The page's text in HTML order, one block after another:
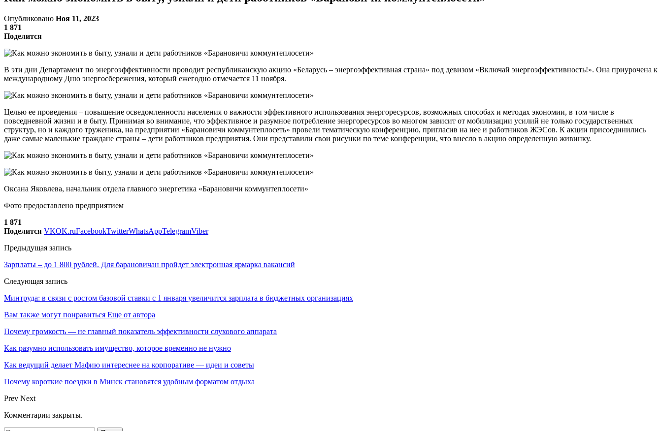
Опубликовано Ноя 11, 2023
1 871
Поделится
В эти дни Департамент по энергоэффективности проводит республиканскую акцию «Беларусь – энергоэффективная страна» под девизом «Включай энергоэффективность!». Она приурочена к
международному Дню энергосбережения, который ежегодно отмечается 11 ноября.
Целью ее проведения – повышение осведомленности населения о важности эффективного использования энергоресурсов, возможных способах и методах экономии, в том числе в
повседневной жизни и в быту. Принимая во внимание, что эффективное и разумное потребление энергоресурсов во многом зависит от мобилизации усилий не только государственных
структур, но и каждого труженика, на предприятии «Барановичи коммунтеплосеть» провели тематическую конференцию, пригласив на нее и работников ЖЭСов. К акции присоединились
даже самые маленькие граждане страны – дети работников предприятия. Они представили свои рисунки по теме конференции, что внесло в акцию определенную живинку.
Оксана Яковлева, начальник отдела главного энергетика «Барановичи коммунтеплосети»
Фото предоставлено предприятием
1 871
Поделится VKOK.ruFacebookTwitterWhatsAppTelegramViber
Предыдущая запись
Зарплаты – до 1 800 рублей. Для барановичан пройдет электронная ярмарка вакансий
Следующая запись
Минтруда: в связи с ростом базовой ставки с 1 января увеличится зарплата в бюджетных организациях
Вам также могут понравиться Еще от автора
Почему громкость — не главный показатель эффективности слухового аппарата
Как разумно использовать имущество, которое временно не нужно
Как ведущий делает Мафию интереснее на корпоративе — идеи и советы
Почему короткие поездки в Минск становятся удобным форматом отдыха
Prev Next
Комментарии закрыты.